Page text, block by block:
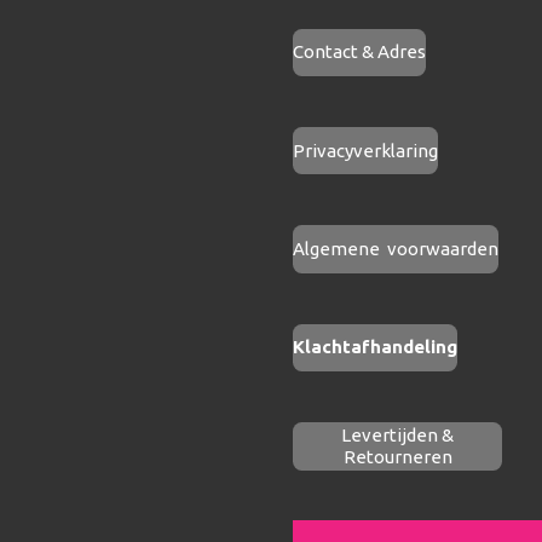
Contact & Adres
Privacyverklaring
Algemene voorwaarden
Klachtafhandeling
Levertijden &
Retourneren